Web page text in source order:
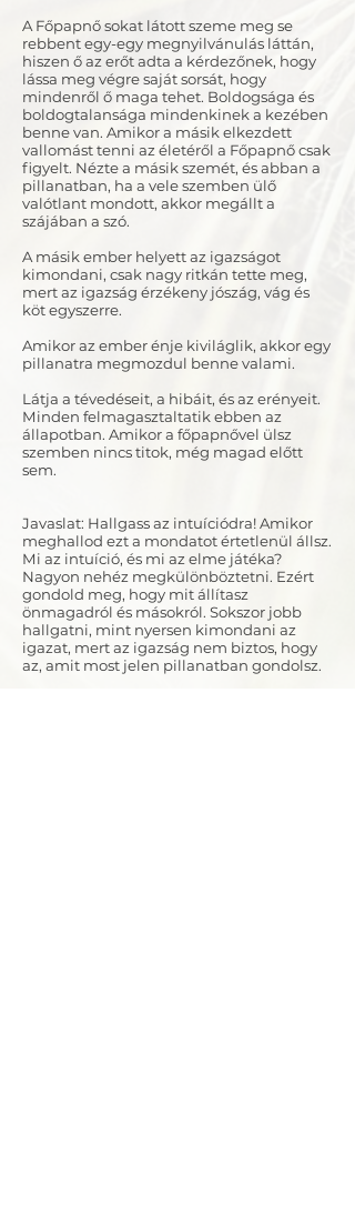
A Főpapnő sokat látott szeme meg se
rebbent egy-egy megnyilvánulás láttán,
hiszen ő az erőt adta a kérdezőnek, hogy
lássa meg végre saját sorsát, hogy
mindenről ő maga tehet. Boldogsága és
boldogtalansága mindenkinek a kezében
benne van. Amikor a másik elkezdett
vallomást tenni az életéről a Főpapnő csak
figyelt. Nézte a másik szemét, és abban a
pillanatban, ha a vele szemben ülő
valótlant mondott, akkor megállt a
szájában a szó.
A másik ember helyett az igazságot
kimondani, csak nagy ritkán tette meg,
mert az igazság érzékeny jószág, vág és
köt egyszerre.
Amikor az ember énje kiviláglik, akkor egy
pillanatra megmozdul benne valami.
Látja a tévedéseit, a hibáit, és az erényeit.
Minden felmagasztaltatik ebben az
állapotban. Amikor a főpapnővel ülsz
szemben nincs titok, még magad előtt
sem.
Javaslat: Hallgass az intuíciódra! Amikor
meghallod ezt a mondatot értetlenül állsz.
Mi az intuíció, és mi az elme játéka?
Nagyon nehéz megkülönböztetni. Ezért
gondold meg, hogy mit állítasz
önmagadról és másokról. Sokszor jobb
hallgatni, mint nyersen kimondani az
igazat, mert az igazság nem biztos, hogy
az, amit most jelen pillanatban gondolsz.